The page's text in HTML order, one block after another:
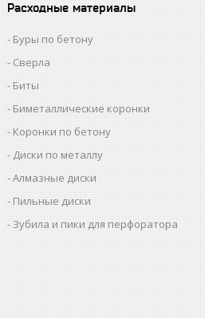
Расходные материалы
Буры по бетону
Сверла
Биты
Биметаллические коронки
Коронки по бетону
Диски по металлу
Алмазные диски
Пильные диски
Зубила и пики для перфоратора